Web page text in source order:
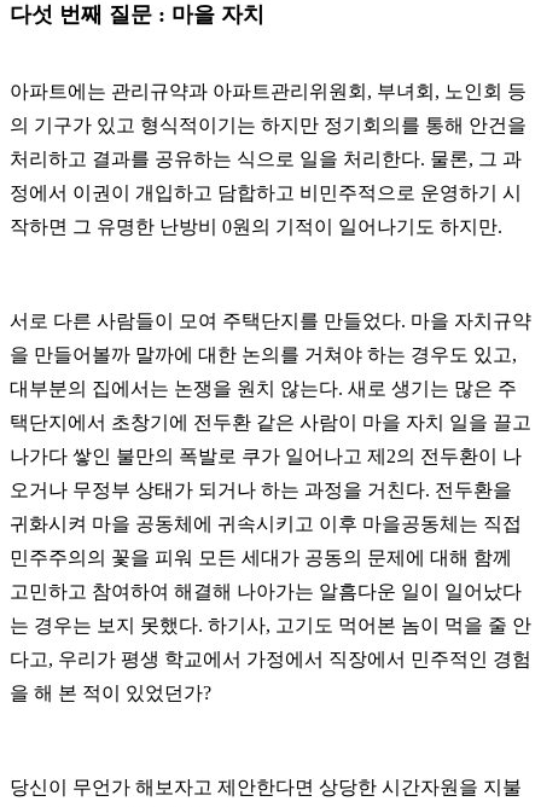
다섯 번째 질문 : 마을 자치
아파트에는 관리규약과 아파트관리위원회, 부녀회, 노인회 등
의 기구가 있고 형식적이기는 하지만 정기회의를 통해 안건을
처리하고 결과를 공유하는 식으로 일을 처리한다. 물론, 그 과
정에서 이권이 개입하고 담합하고 비민주적으로 운영하기 시
작하면 그 유명한 난방비 0원의 기적이 일어나기도 하지만.
서로 다른 사람들이 모여 주택단지를 만들었다. 마을 자치규약
을 만들어볼까 말까에 대한 논의를 거쳐야 하는 경우도 있고,
대부분의 집에서는 논쟁을 원치 않는다. 새로 생기는 많은 주
택단지에서 초창기에 전두환 같은 사람이 마을 자치 일을 끌고
나가다 쌓인 불만의 폭발로 쿠가 일어나고 제2의 전두환이 나
오거나 무정부 상태가 되거나 하는 과정을 거친다. 전두환을
귀화시켜 마을 공동체에 귀속시키고 이후 마을공동체는 직접
민주주의의 꽃을 피워 모든 세대가 공동의 문제에 대해 함께
고민하고 참여하여 해결해 나아가는 알흠다운 일이 일어났다
는 경우는 보지 못했다. 하기사, 고기도 먹어본 놈이 먹을 줄 안
다고, 우리가 평생 학교에서 가정에서 직장에서 민주적인 경험
을 해 본 적이 있었던가?
당신이 무언가 해보자고 제안한다면 상당한 시간자원을 지불